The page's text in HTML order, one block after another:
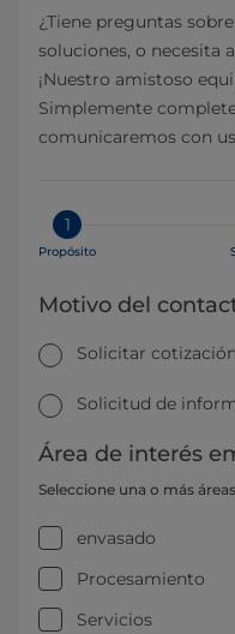
¿Tiene preguntas
soluciones, o necesita
¡Nuestro amistoso
Simplemente
comunicaremos con
1
Propósito
Motivo del
Solicitar cotización
Solicitud de
Área de interés
Seleccione una o más
envasado
Procesamiento
Servicios